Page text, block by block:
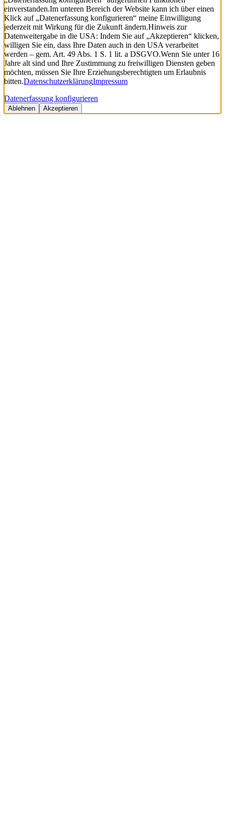
einverstanden.Im unteren Bereich der Website kann ich über einen
Klick auf „Datenerfassung konfigurieren“ meine Einwilligung
jederzeit mit Wirkung für die Zukunft ändern.Hinweis zur
Datenweitergabe in die USA: Indem Sie auf „Akzeptieren“ klicken,
willigen Sie ein, dass Ihre Daten auch in den USA verarbeitet
werden – gem. Art. 49 Abs. 1 S. 1 lit. a DSGVO.Wenn Sie unter 16
Jahre alt sind und Ihre Zustimmung zu freiwilligen Diensten geben
möchten, müssen Sie Ihre Erziehungsberechtigten um Erlaubnis
bitten.DatenschutzerklärungImpressum
Datenerfassung konfigurieren
Ablehnen Akzeptieren